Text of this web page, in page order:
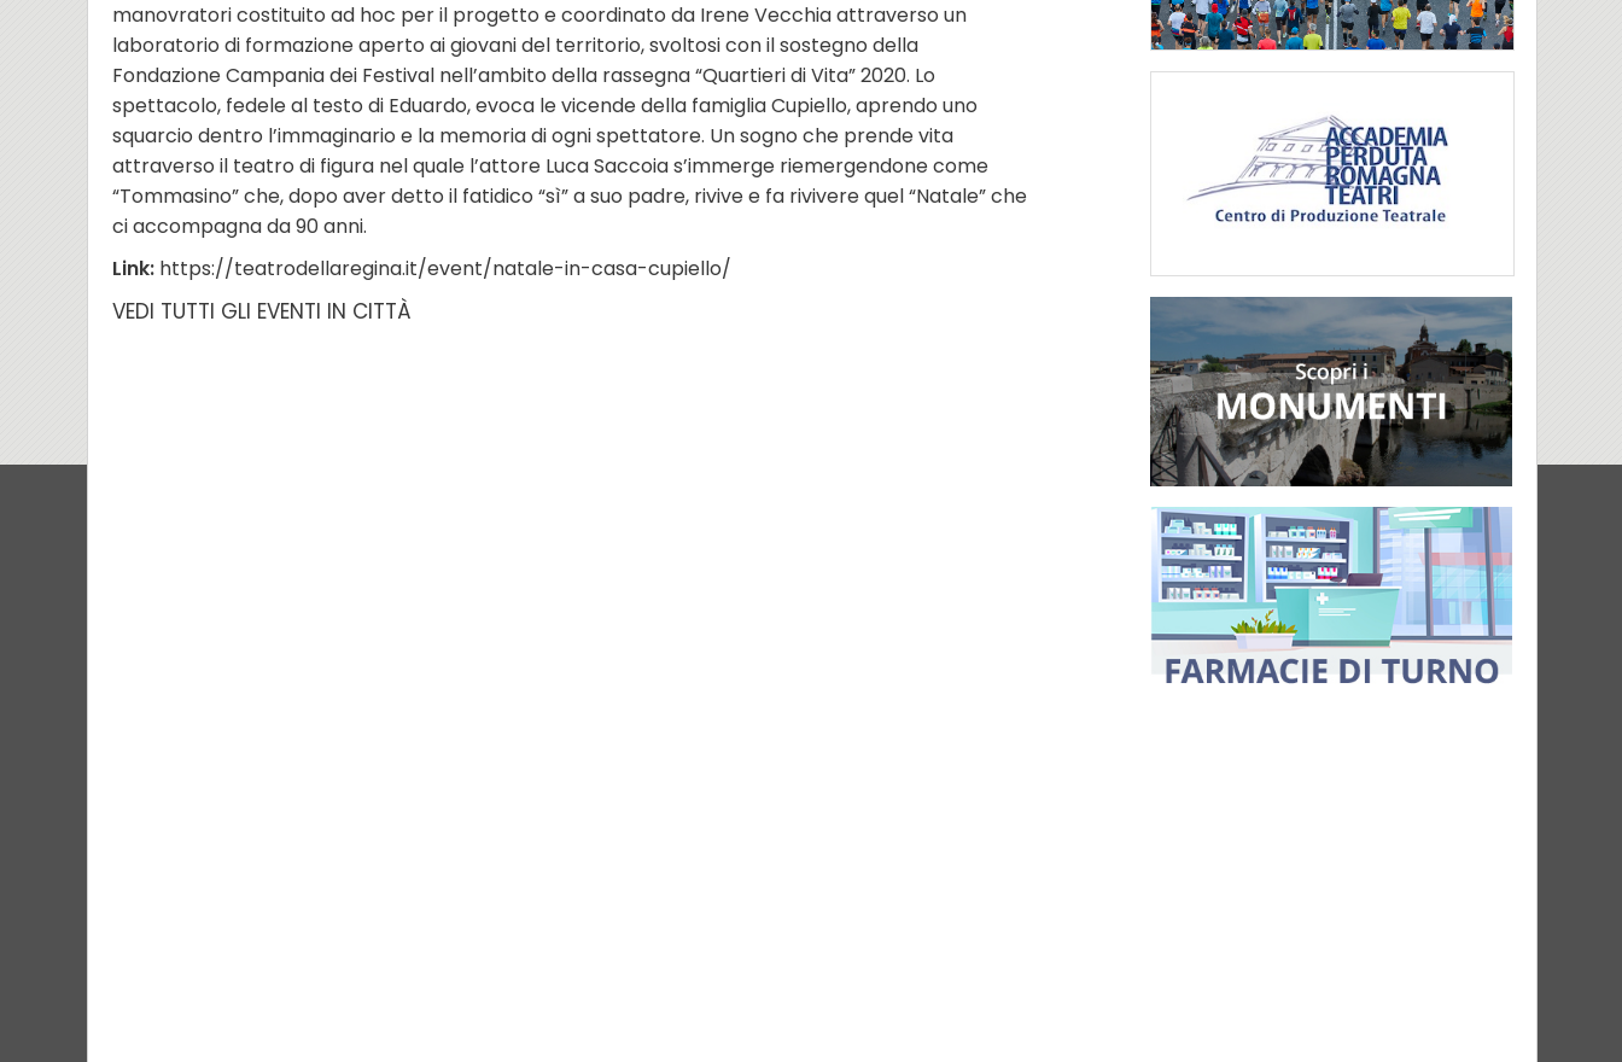
manovratori costituito ad hoc per il progetto e coordinato da Irene Vecchia attraverso un
laboratorio di formazione aperto ai giovani del territorio, svoltosi con il sostegno della
Fondazione Campania dei Festival nell’ambito della rassegna “Quartieri di Vita” 2020. Lo
spettacolo, fedele al testo di Eduardo, evoca le vicende della famiglia Cupiello, aprendo uno
squarcio dentro l’immaginario e la memoria di ogni spettatore. Un sogno che prende vita
attraverso il teatro di figura nel quale l’attore Luca Saccoia s’immerge riemergendone come
“Tommasino” che, dopo aver detto il fatidico “sì” a suo padre, rivive e fa rivivere quel “Natale” che
ci accompagna da 90 anni.
Link: https://teatrodellaregina.it/event/natale-in-casa-cupiello/
VEDI TUTTI GLI EVENTI IN CITTÀ